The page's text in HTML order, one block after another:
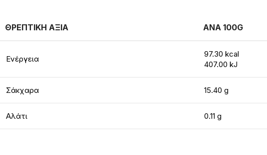
ΘΡΕΠΤΙΚΗ ΑΞΙΑ ΑΝΑ 100G
Ενέργεια
97.30 kcal
407.00 kJ
Σάκχαρα 15.40 g
Αλάτι 0.11 g